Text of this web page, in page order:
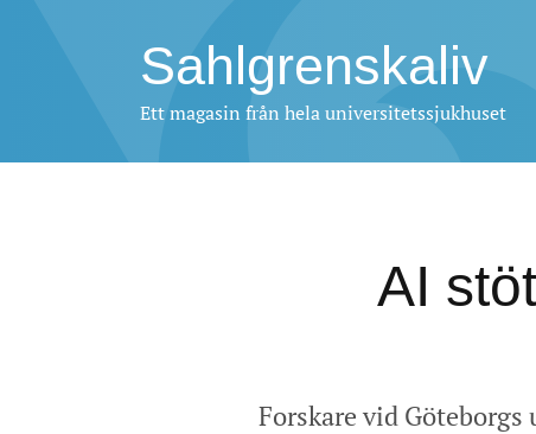
Sahlgrenskaliv
Ett magasin från hela universitetssjukhuset
AI
Forskare vid